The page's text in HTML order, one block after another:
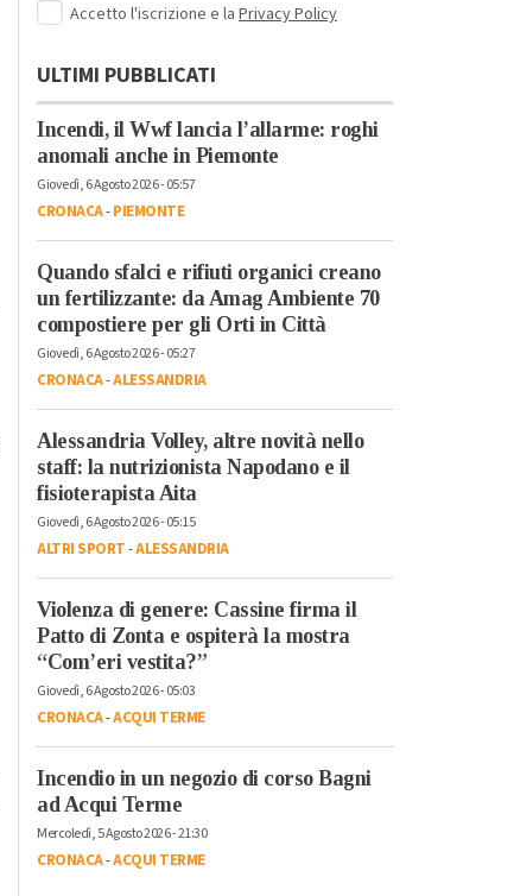
Accetto l'iscrizione e la Privacy Policy
ULTIMI PUBBLICATI
Incendi, il Wwf lancia l’allarme: roghi
anomali anche in Piemonte
Giovedì, 6 Agosto 2026 - 05:57
CRONACA-PIEMONTE
Quando sfalci e rifiuti organici creano
un fertilizzante: da Amag Ambiente 70
compostiere per gli Orti in Città
Giovedì, 6 Agosto 2026 - 05:27
CRONACA-ALESSANDRIA
Alessandria Volley, altre novità nello
staff: la nutrizionista Napodano e il
fisioterapista Aita
Giovedì, 6 Agosto 2026 - 05:15
ALTRI SPORT-ALESSANDRIA
Violenza di genere: Cassine firma il
Patto di Zonta e ospiterà la mostra
“Com’eri vestita?”
Giovedì, 6 Agosto 2026 - 05:03
CRONACA-ACQUI TERME
Incendio in un negozio di corso Bagni
ad Acqui Terme
Mercoledì, 5 Agosto 2026 - 21:30
CRONACA-ACQUI TERME